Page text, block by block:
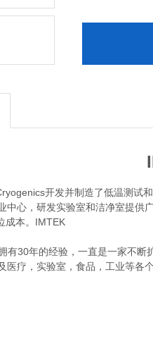
开发并制造了低温测试
中心，研发实验室和洁净室提供
成本。 IMTEK
有30年的经验，一直是一家不断
医疗，实验室，食品，工业等各个